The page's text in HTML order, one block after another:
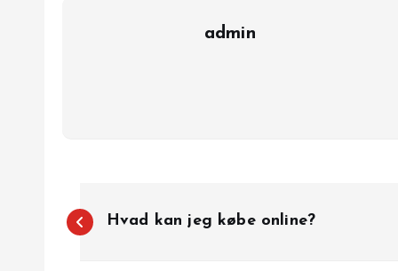
admin
I
Hvad kan jeg købe online?